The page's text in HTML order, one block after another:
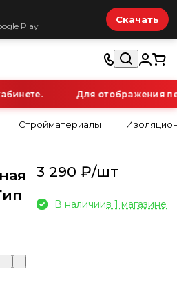
Play
Скачать
Для отображения
Стройматериалы
3 290 ₽/шт
В наличиив 1 магазине